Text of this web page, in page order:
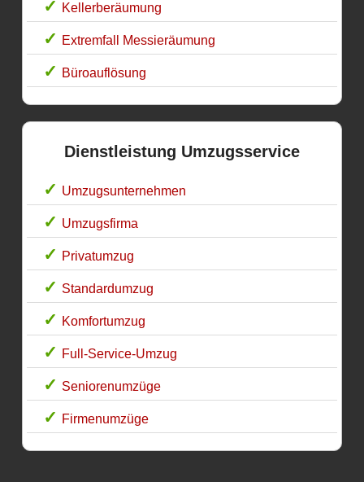
Kellerberäumung
Extremfall Messieräumung
Büroauflösung
Dienstleistung Umzugsservice
Umzugsunternehmen
Umzugsfirma
Privatumzug
Standardumzug
Komfortumzug
Full-Service-Umzug
Seniorenumzüge
Firmenumzüge